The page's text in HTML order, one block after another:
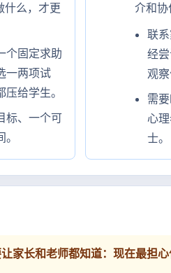
什么，才更
个固定求助
一两项试
给学生。
标、一个可
介和协
联
经
观察
需
心
士。
家长和老师都知道：现在最担